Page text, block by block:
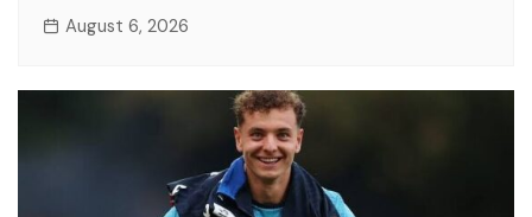
August 6, 2026